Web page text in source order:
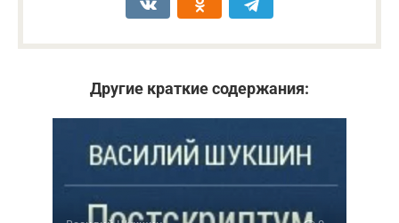
Другие краткие содержания: